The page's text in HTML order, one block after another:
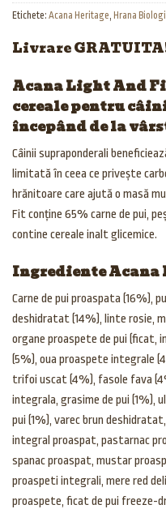
Etichete: Acana Heritage, Hrana
Livrare
Acana Light And
cereale pentru
începând de la
Câinii supraponderali
limitată în ceea ce privește
hrănitoare care ajută o masă
Fit conține 65% carne de pui,
contine cereale inalt glicemice.
Ingrediente
Carne de pui proaspata (16%),
deshidratat (14%), linte rosie,
organe proaspete de pui (ficat,
(5%), oua proaspete integrale
trifoi uscat (4%), fasole fava
integrala, grasime de pui (1%),
pui (1%), varec brun
integral proaspat, pastarnac
spanac proaspat, mustar
proaspeti integrali, mere red
proaspete, ficat de pui freeze-